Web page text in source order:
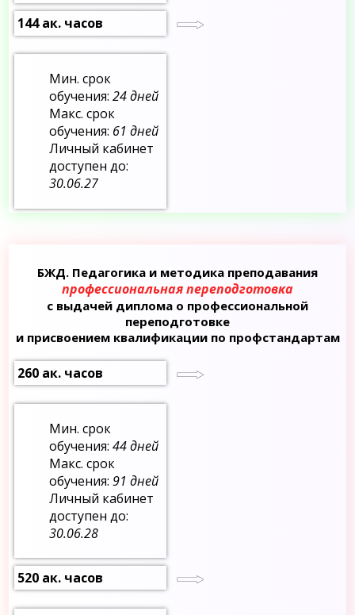
144 ак. часов
Мин. срок
обучения:24 дней
Макс. срок
обучения: 61 дней
Личный кабинет
доступен до:
30.06.27
БЖД. Педагогика и методика преподавания
профессиональная переподготовка
с выдачей диплома о профессиональной
переподготовке
и присвоением квалификации по профстандартам
260 ак. часов
Мин. срок
обучения:44 дней
Макс. срок
обучения:91 дней
Личный кабинет
доступен до:
30.06.28
520 ак. часов